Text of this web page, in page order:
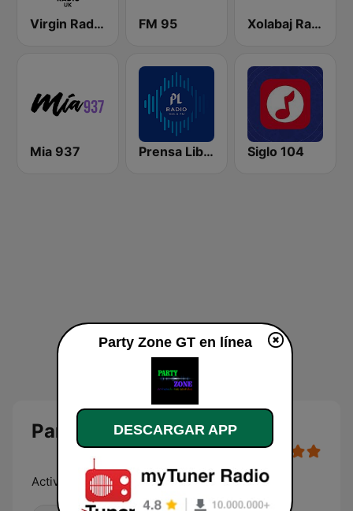
Virgin Radio UK FM 95 Xolabaj Radio
Mia 937 Prensa Libre Radio Siglo 104
Party Zone GT en línea
Activando tus sentidos
Party Zone GT en línea
DESCARGAR APP